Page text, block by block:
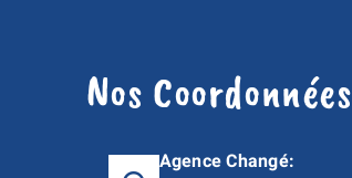
Nos Coordonnées
Agence Changé: